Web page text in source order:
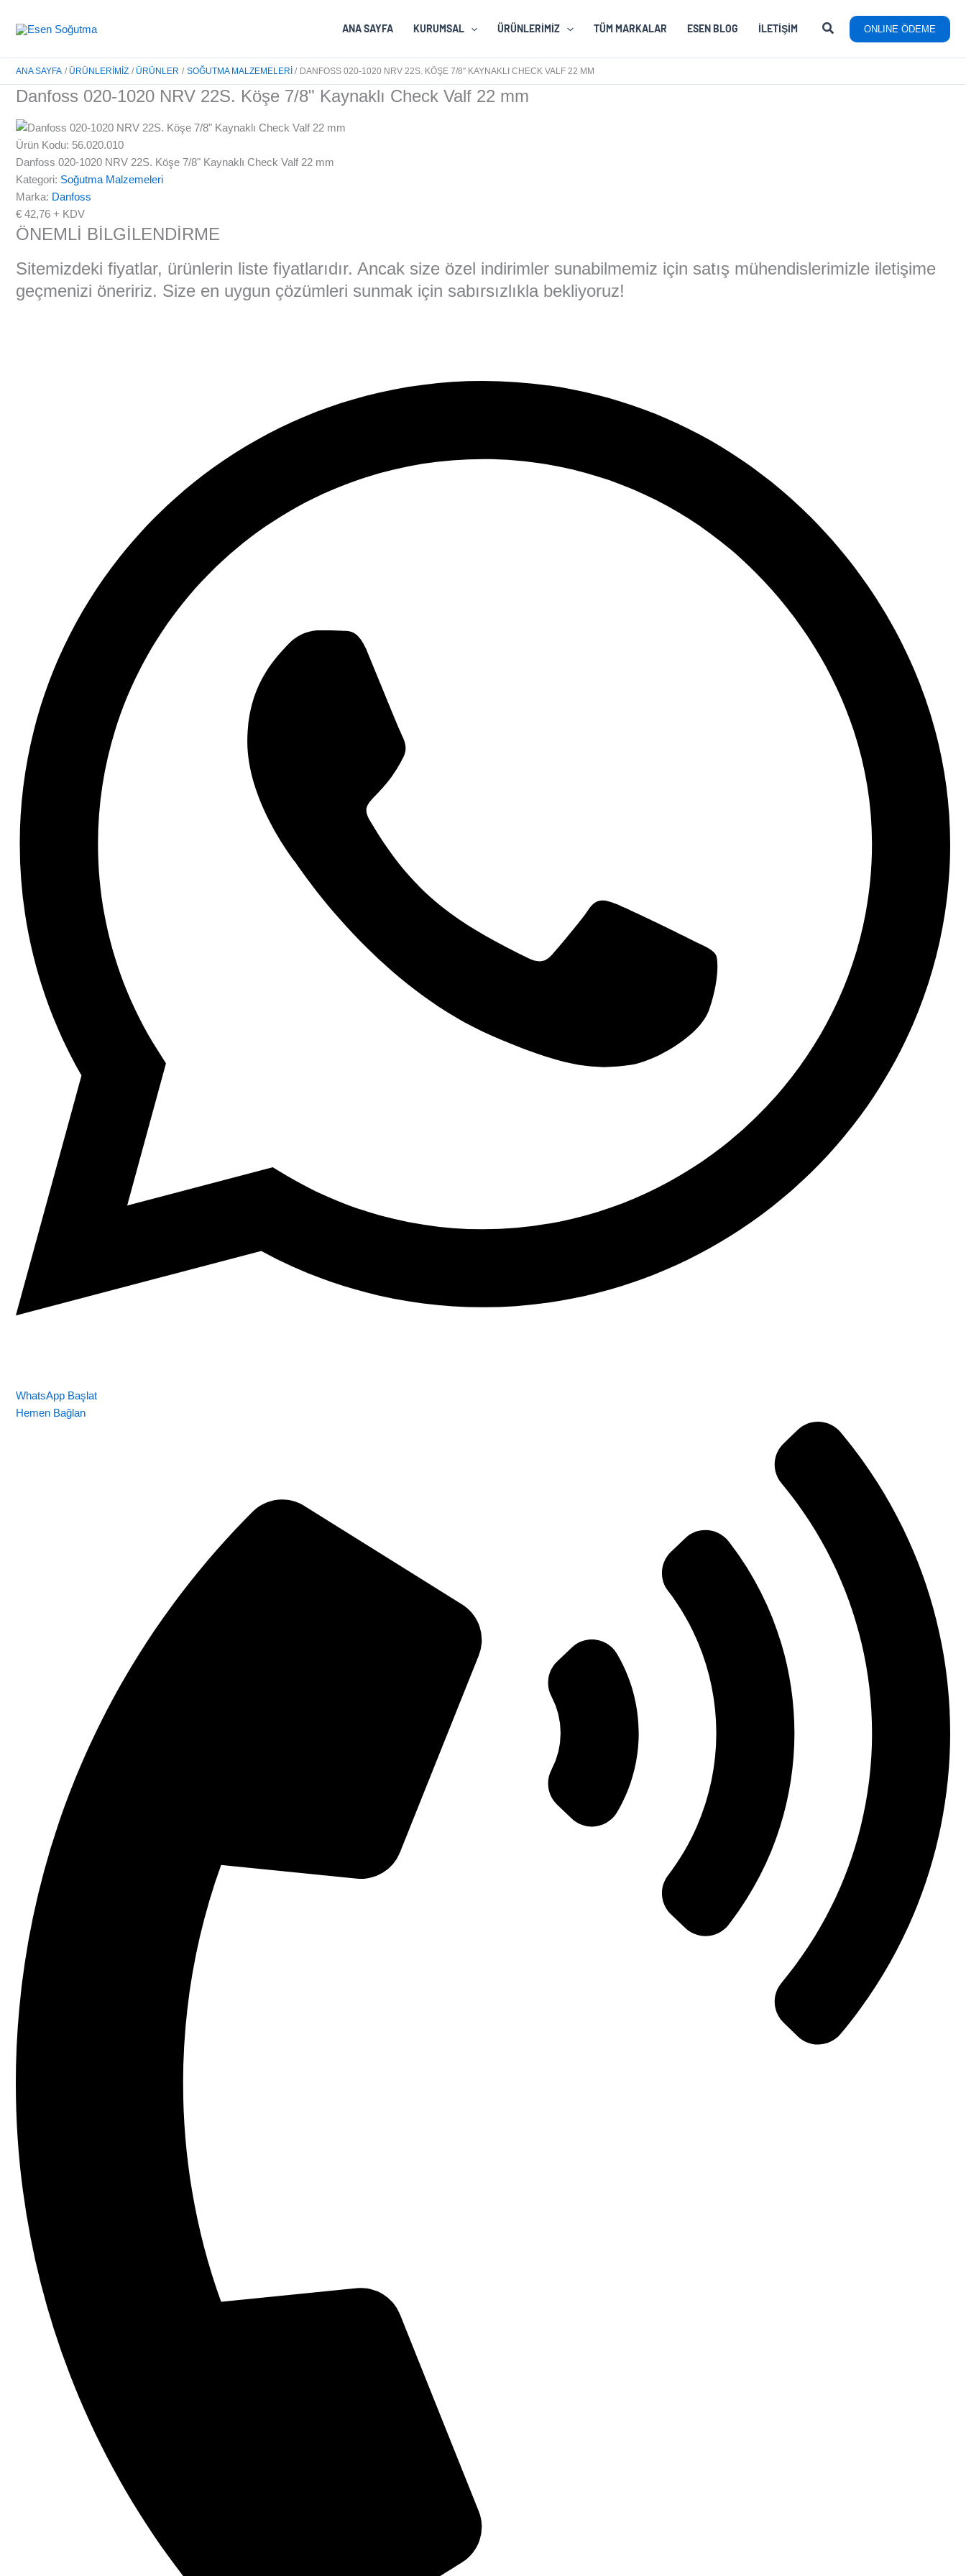
ANA SAYFA KURUMSAL ÜRÜNLERIMIZ TÜM MARKALAR ESEN BLOG İLETIŞIM ONLINE ÖDEME
ANA SAYFA ÜRÜNLERIMIZ ÜRÜNLER SOĞUTMA MALZEMELERI DANFOSS 020-1020 NRV 22S. KÖŞE 7/8″ KAYNAKLI CHECK VALF 22 MM
Danfoss 020-1020 NRV 22S. Köşe 7/8" Kaynaklı Check Valf 22 mm
Ürün Kodu: 56.020.010
Danfoss 020-1020 NRV 22S. Köşe 7/8" Kaynaklı Check Valf 22 mm
Kategori: Soğutma Malzemeleri
Marka: Danfoss
€ 42,76 + KDV
ÖNEMLİ BİLGİLENDİRME
Sitemizdeki fiyatlar, ürünlerin liste fiyatlarıdır. Ancak size özel indirimler sunabilmemiz için satış mühendislerimizle iletişime
geçmenizi öneririz. Size en uygun çözümleri sunmak için sabırsızlıkla bekliyoruz!
WhatsApp Başlat
Hemen Bağlan